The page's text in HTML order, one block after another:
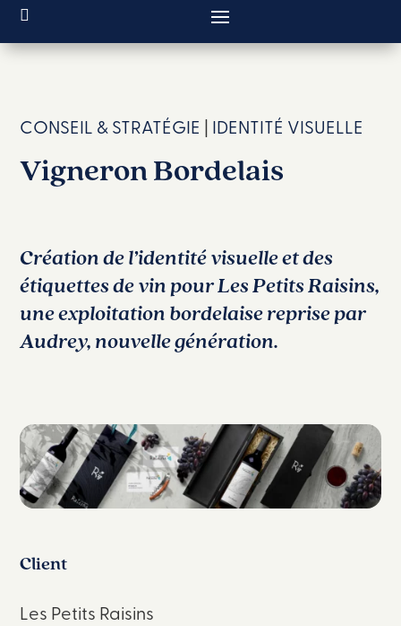
CONSEIL & STRATÉGIE | IDENTITÉ VISUELLE
Vigneron Bordelais
Création de l’identité visuelle et des
étiquettes de vin pour Les Petits Raisins,
une exploitation bordelaise reprise par
Audrey, nouvelle génération.
Client
Les Petits Raisins